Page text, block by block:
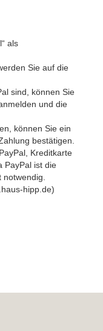
als
Sie auf die
sind, können Sie
und die
können Sie ein
bestätigen.
Kreditkarte
PayPal ist die
hipp.de)